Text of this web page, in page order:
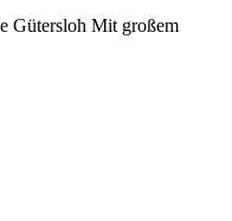
Gütersloh Mit großem